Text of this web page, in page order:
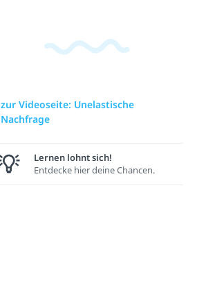
zur Videoseite: Unelastische
Nachfrage
Lernen lohnt sich!
Entdecke hier deine Chancen.